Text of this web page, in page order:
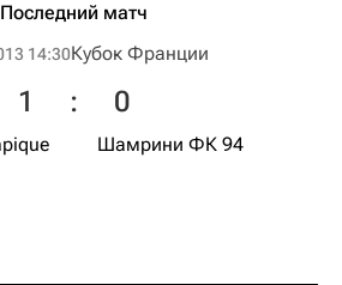
Последний матч
14:30Кубок Франции
1 : 0
Шамрини ФК 94